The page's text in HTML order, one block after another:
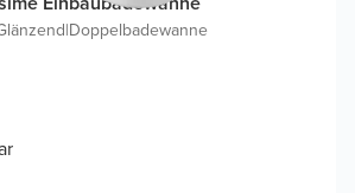
|Doppelbadewanne